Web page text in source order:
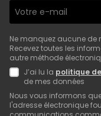
Ne manquez aucune de
Recevez toutes les
autre méthode
J’ai lu la politique
de mes données
Nous vous informons
l'adresse électronique